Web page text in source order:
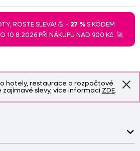
hotely, restaurace a rozpočtové
slevy, více informacíZDE.
ROSTE SLEVA! 💪 - 27 %S KÓDEM
10.8.2026 PŘI NÁKUPU NAD 900 Kč. 🚀